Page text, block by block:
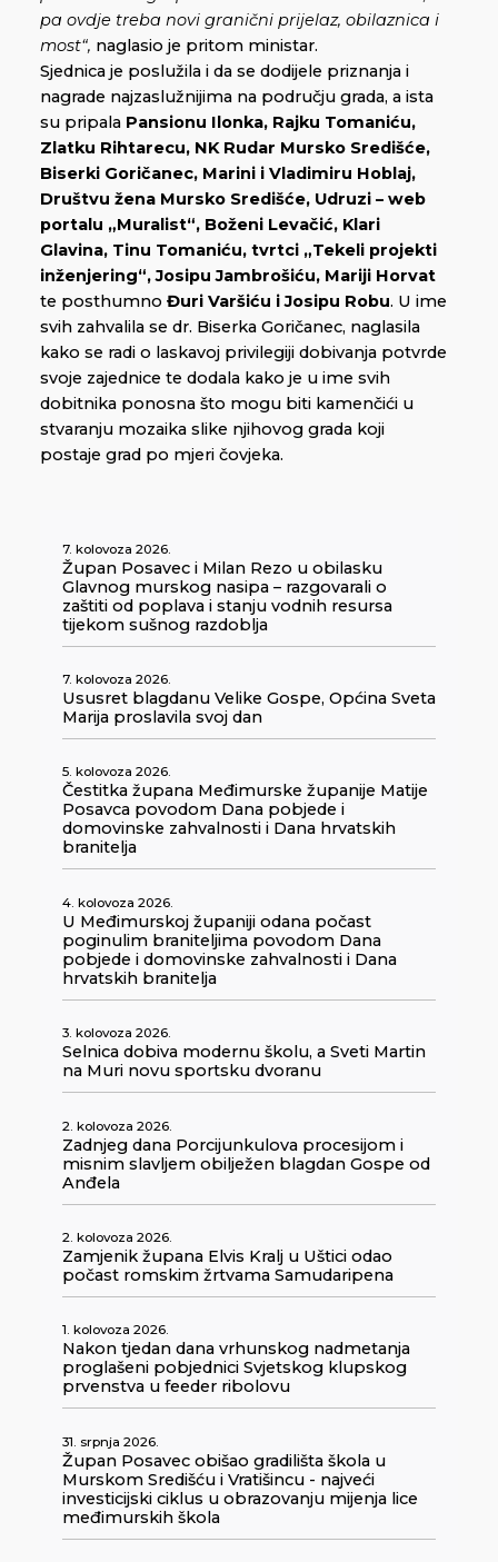
pa ovdje treba novi granični prijelaz, obilaznica i
most“, naglasio je pritom ministar.
Sjednica je poslužila i da se dodijele priznanja i
nagrade najzaslužnijima na području grada, a ista
su pripala Pansionu Ilonka, Rajku Tomaniću,
Zlatku Rihtarecu, NK Rudar Mursko Središće,
Biserki Goričanec, Marini i Vladimiru Hoblaj,
Društvu žena Mursko Središće, Udruzi – web
portalu „Muralist“, Boženi Levačić, Klari
Glavina, Tinu Tomaniću, tvrtci „Tekeli projekti
inženjering“, Josipu Jambrošiću, Mariji Horvat
te posthumno Đuri Varšiću i Josipu Robu. U ime
svih zahvalila se dr. Biserka Goričanec, naglasila
kako se radi o laskavoj privilegiji dobivanja potvrde
svoje zajednice te dodala kako je u ime svih
dobitnika ponosna što mogu biti kamenčići u
stvaranju mozaika slike njihovog grada koji
postaje grad po mjeri čovjeka.
7. kolovoza 2026.
Župan Posavec i Milan Rezo u obilasku
Glavnog murskog nasipa – razgovarali o
zaštiti od poplava i stanju vodnih resursa
tijekom sušnog razdoblja
7. kolovoza 2026.
Ususret blagdanu Velike Gospe, Općina Sveta
Marija proslavila svoj dan
5. kolovoza 2026.
Čestitka župana Međimurske županije Matije
Posavca povodom Dana pobjede i
domovinske zahvalnosti i Dana hrvatskih
branitelja
4. kolovoza 2026.
U Međimurskoj županiji odana počast
poginulim braniteljima povodom Dana
pobjede i domovinske zahvalnosti i Dana
hrvatskih branitelja
3. kolovoza 2026.
Selnica dobiva modernu školu, a Sveti Martin
na Muri novu sportsku dvoranu
2. kolovoza 2026.
Zadnjeg dana Porcijunkulova procesijom i
misnim slavljem obilježen blagdan Gospe od
Anđela
2. kolovoza 2026.
Zamjenik župana Elvis Kralj u Uštici odao
počast romskim žrtvama Samudaripena
1. kolovoza 2026.
Nakon tjedan dana vrhunskog nadmetanja
proglašeni pobjednici Svjetskog klupskog
prvenstva u feeder ribolovu
31. srpnja 2026.
Župan Posavec obišao gradilišta škola u
Murskom Središću i Vratišincu - najveći
investicijski ciklus u obrazovanju mijenja lice
međimurskih škola